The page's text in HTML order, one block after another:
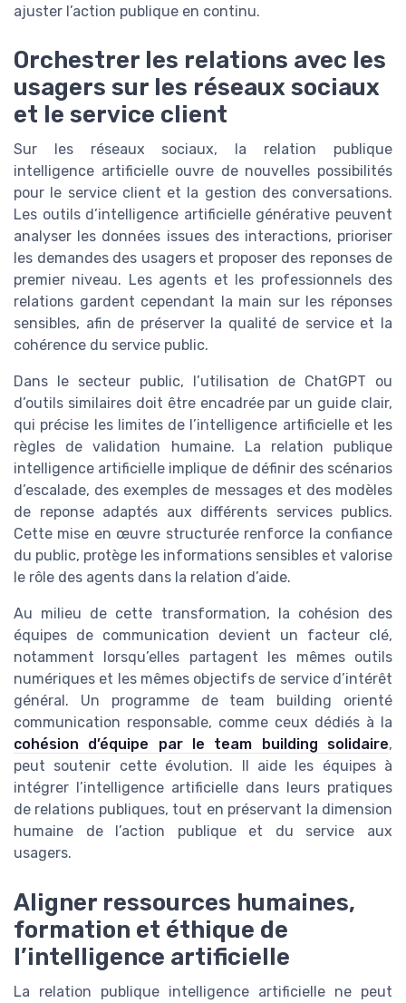
ajuster l’action publique en continu.
Orchestrer les relations avec les
usagers sur les réseaux sociaux
et le service client
Sur les réseaux sociaux, la relation publique
intelligence artificielle ouvre de nouvelles possibilités
pour le service client et la gestion des conversations.
Les outils d’intelligence artificielle générative peuvent
analyser les données issues des interactions, prioriser
les demandes des usagers et proposer des reponses de
premier niveau. Les agents et les professionnels des
relations gardent cependant la main sur les réponses
sensibles, afin de préserver la qualité de service et la
cohérence du service public.
Dans le secteur public, l’utilisation de ChatGPT ou
d’outils similaires doit être encadrée par un guide clair,
qui précise les limites de l’intelligence artificielle et les
règles de validation humaine. La relation publique
intelligence artificielle implique de définir des scénarios
d’escalade, des exemples de messages et des modèles
de reponse adaptés aux différents services publics.
Cette mise en œuvre structurée renforce la confiance
du public, protège les informations sensibles et valorise
le rôle des agents dans la relation d’aide.
Au milieu de cette transformation, la cohésion des
équipes de communication devient un facteur clé,
notamment lorsqu’elles partagent les mêmes outils
numériques et les mêmes objectifs de service d’intérêt
général. Un programme de team building orienté
communication responsable, comme ceux dédiés à la
cohésion d’équipe par le team building solidaire,
peut soutenir cette évolution. Il aide les équipes à
intégrer l’intelligence artificielle dans leurs pratiques
de relations publiques, tout en préservant la dimension
humaine de l’action publique et du service aux
usagers.
Aligner ressources humaines,
formation et éthique de
l’intelligence artificielle
La relation publique intelligence artificielle ne peut